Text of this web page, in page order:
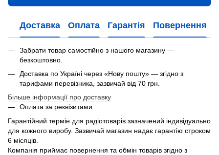
Доставка Оплата Гарантія Повернення
Забрати товар самостійно з нашого магазину —
безкоштовно.
Доставка по Україні через «Нову пошту» — згідно з
тарифами перевізника, зазвичай від 70 грн.
Більше інформації про доставку
Оплата за реквізитами
Гарантійний термін для радіотоварів зазначений індивідуально
для кожного виробу. Зазвичай магазин надає гарантію строком
6 місяців.
Компанія приймає повернення та обмін товарів згідно з